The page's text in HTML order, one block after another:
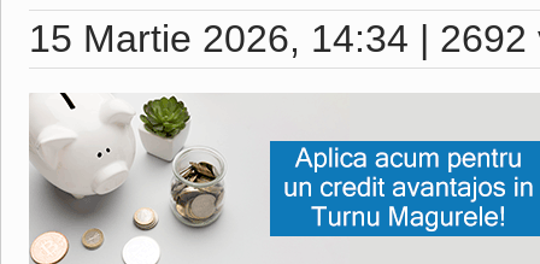
15 Martie 2026, 14:34 |